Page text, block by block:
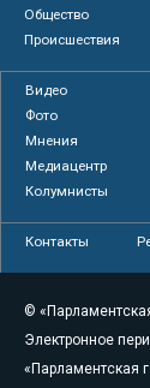
Общество
Происшествия
Видео
Фото
Мнения
Медиацентр
Колумнисты
Контакты
©
Электронное
«Парламентская